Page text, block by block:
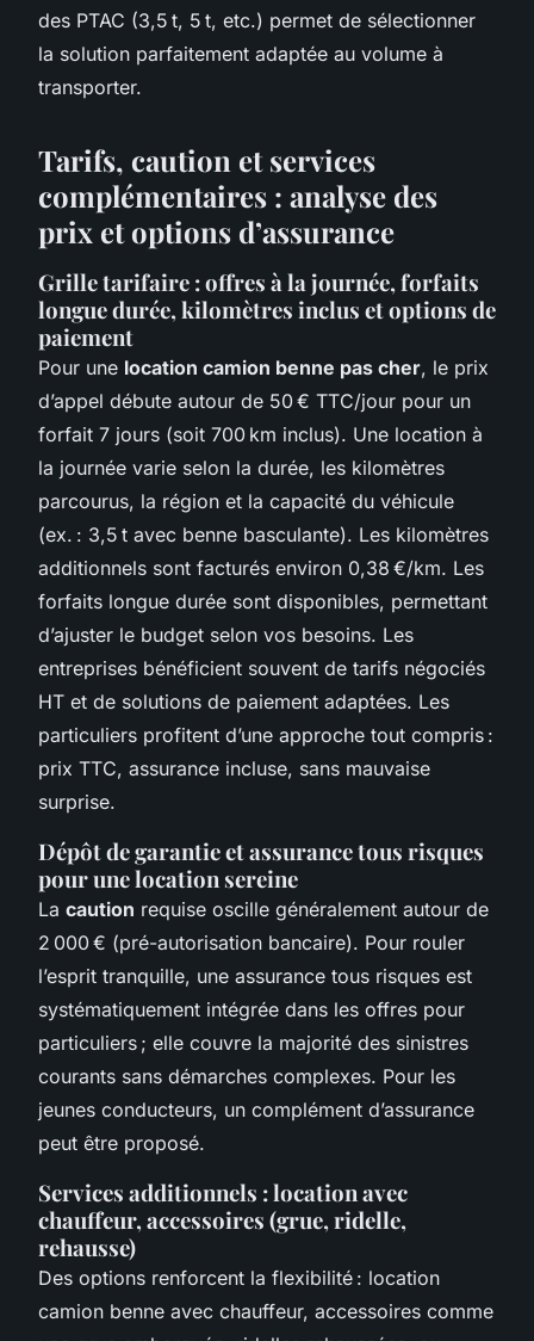
des PTAC (3,5 t, 5 t, etc.) permet de sélectionner
la solution parfaitement adaptée au volume à
transporter.
Tarifs, caution et services
complémentaires : analyse des
prix et options d’assurance
Grille tarifaire : offres à la journée, forfaits
longue durée, kilomètres inclus et options de
paiement
Pour une location camion benne pas cher, le prix
d’appel débute autour de 50 € TTC/jour pour un
forfait 7 jours (soit 700 km inclus). Une location à
la journée varie selon la durée, les kilomètres
parcourus, la région et la capacité du véhicule
(ex. : 3,5 t avec benne basculante). Les kilomètres
additionnels sont facturés environ 0,38 €/km. Les
forfaits longue durée sont disponibles, permettant
d’ajuster le budget selon vos besoins. Les
entreprises bénéficient souvent de tarifs négociés
HT et de solutions de paiement adaptées. Les
particuliers profitent d’une approche tout compris :
prix TTC, assurance incluse, sans mauvaise
surprise.
Dépôt de garantie et assurance tous risques
pour une location sereine
La caution requise oscille généralement autour de
2 000 € (pré-autorisation bancaire). Pour rouler
l’esprit tranquille, une assurance tous risques est
systématiquement intégrée dans les offres pour
particuliers ; elle couvre la majorité des sinistres
courants sans démarches complexes. Pour les
jeunes conducteurs, un complément d’assurance
peut être proposé.
Services additionnels : location avec
chauffeur, accessoires (grue, ridelle,
rehausse)
Des options renforcent la flexibilité : location
camion benne avec chauffeur, accessoires comme